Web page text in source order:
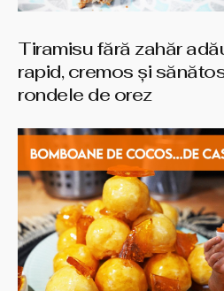
Tiramisu fără zahăr
rapid, cremos și
rondele de orez